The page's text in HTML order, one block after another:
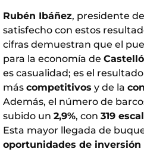
Rubén Ibáñez, presidente
satisfecho con estos
cifras demuestran que el
para la economía de
es casualidad; es el
más competitivos y de la
Además, el número de
subido un 2,9%, con 319
Esta mayor llegada de
oportunidades de inversión